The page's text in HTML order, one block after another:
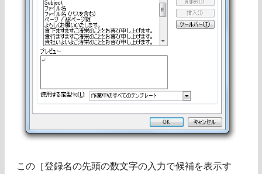
この［登録名の先頭の数文字の入力で候補を表示す